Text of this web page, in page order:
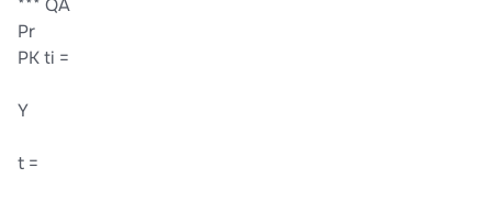
*** QA
Pr
PK ti =
Y
t =